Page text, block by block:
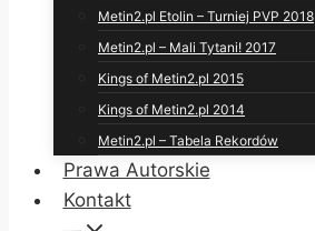
Metin2.pl Etolin – Turniej PVP 2018
Metin2.pl – Mali Tytani! 2017
Kings of Metin2.pl 2015
Kings of Metin2.pl 2014
Metin2.pl – Tabela Rekordów
Prawa Autorskie
Kontakt